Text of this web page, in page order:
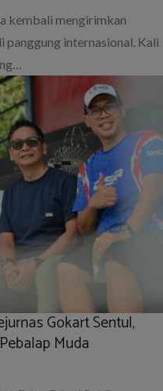
kembali mengirimkan
internasional. Kali
Gokart Sentul,
Muda